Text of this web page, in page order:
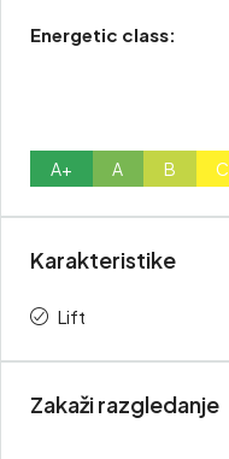
Energetic class:
A+ A B C
Karakteristike
Lift
Zakaži razgledanje